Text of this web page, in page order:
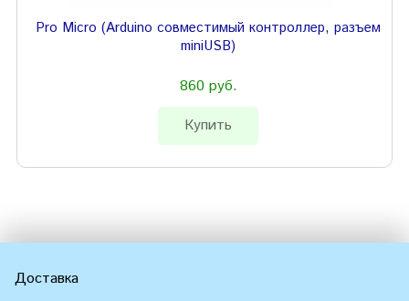
Pro Micro (Arduino совместимый контроллер, разъем
miniUSB)
860 руб.
Купить
Доставка